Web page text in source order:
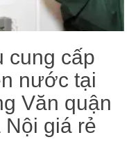
cung cấp
nước tại
Văn quận
giá rẻ